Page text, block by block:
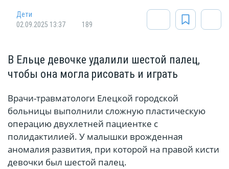
Дети
02.09.2025 13:37
189
В Ельце девочке удалили шестой палец,
чтобы она могла рисовать и играть
Врачи-травматологи Елецкой городской
больницы выполнили сложную пластическую
операцию двухлетней пациентке с
полидактилией. У малышки врожденная
аномалия развития, при которой на правой кисти
девочки был шестой палец.